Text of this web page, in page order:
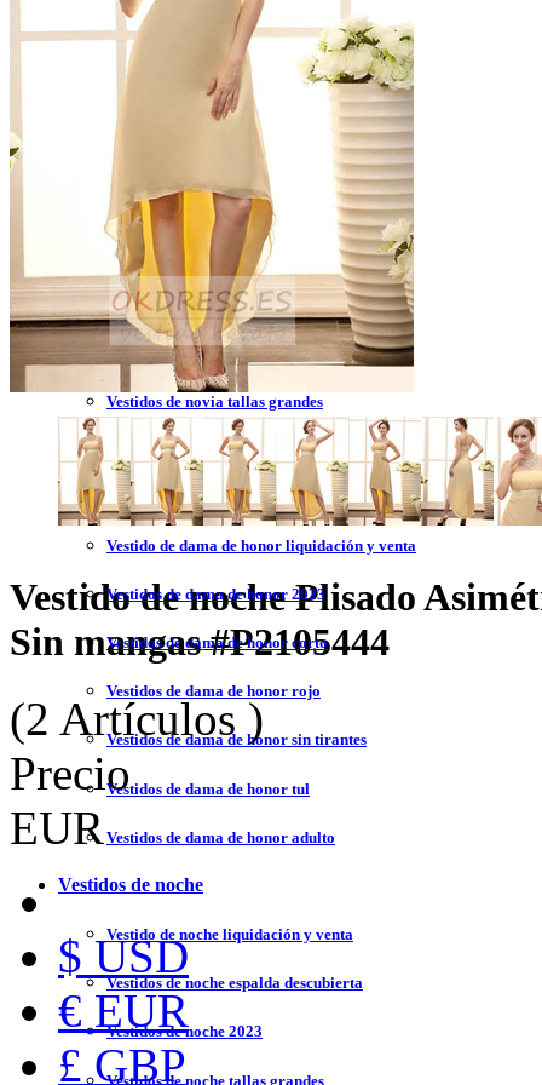
Vestidos de novia 2023
Vestidos de novia sin tirantes
Vestidos de novia encaje
Vestidos de novia corte princesa
Vestidos de novia sencillo
Vestidos de novia corte sirena
Vestidos de novia corto
Vestidos de novia espalda descubierta
Vestidos de novia tallas grandes
Vestidos de novia blanco
Vestidos de dama de honor
Vestido de dama de honor liquidación y venta
Vestidos de dama de honor 2023
Vestidos de dama de honor corto
Vestidos de dama de honor rojo
Vestidos de dama de honor sin tirantes
Vestidos de dama de honor tul
Vestidos de dama de honor adulto
Vestidos de noche
Vestido de noche liquidación y venta
Vestidos de noche espalda descubierta
Vestidos de noche 2023
Vestidos de noche tallas grandes
Vestido de noche Plisado
Sin mangas#P2105444
(2 Artículos )
Precio
EUR
$ USD
€ EUR
£ GBP